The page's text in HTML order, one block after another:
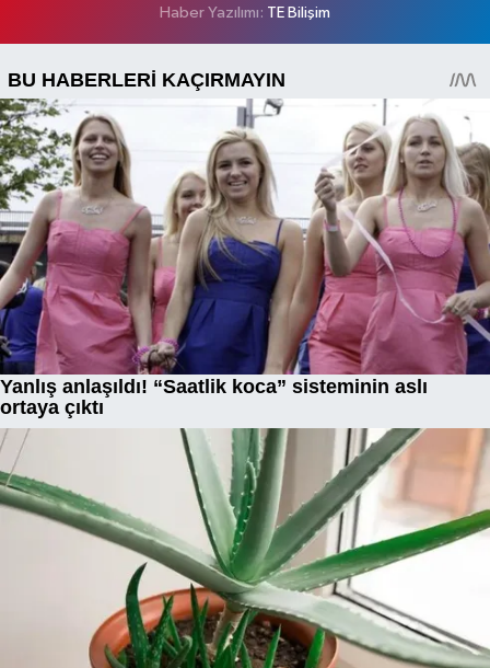
Haber Yazılımı: TE Bilişim